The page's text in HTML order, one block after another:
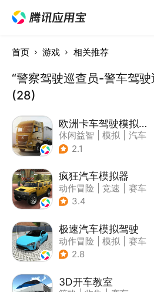
首页 游戏 相关推荐
“警察驾驶巡查员-警车驾
(28)
欧洲卡车驾驶模拟器3
休闲益智 模拟
汽车
| 写实
2.1
疯狂汽车模拟器
动作冒险 竞速
赛车
| 开放世界
3.4
极速汽车模拟驾驶
动作冒险 模拟
赛车
| 漂移
2.8
3D开车教室